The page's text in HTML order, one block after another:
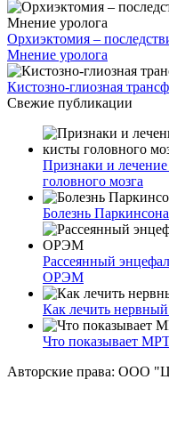
Орхиэктомия –
Мнение уролога
Кистозно-глиозная
Свежие публикации
Признаки и
головного мозга
Болезнь
Рассеянный
ОРЭМ
Как лечить
Что показывает
Авторские права: ООО